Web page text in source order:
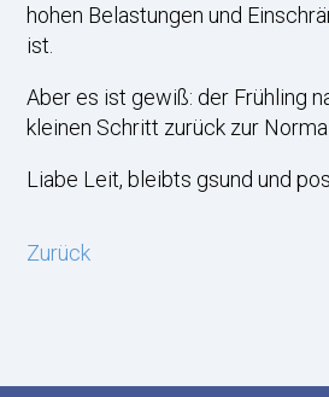
hohen Belastungen und
ist.
Aber es ist gewiß: der Frühling
kleinen Schritt zurück zur
Liabe Leit, bleibts gsund und
Zurück